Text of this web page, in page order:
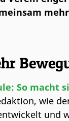
So macht
wie
und